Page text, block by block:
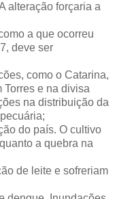
alteração forçaria a
a que ocorreu
deve ser
como o Catarina,
Torres e na divisa
na distribuição da
do país. O cultivo
a quebra na
de leite e sofreriam